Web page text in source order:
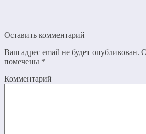
Оставить комментарий
Ваш адрес email не будет опубликован.
помечены *
Комментарий